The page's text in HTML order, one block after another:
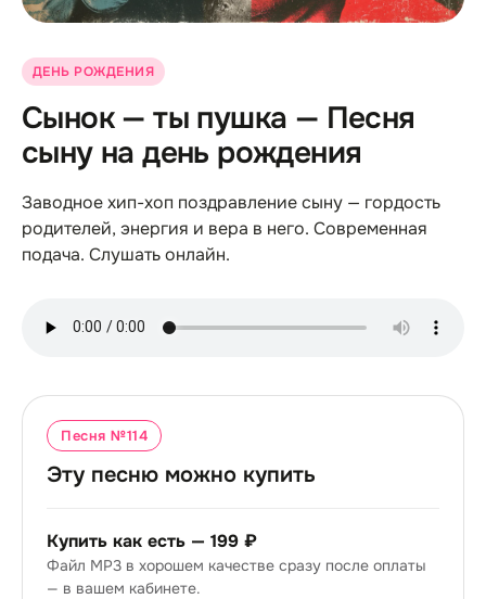
ДЕНЬ РОЖДЕНИЯ
Сынок — ты пушка — Песня
сыну на день рождения
Заводное хип-хоп поздравление сыну — гордость
родителей, энергия и вера в него. Современная
подача. Слушать онлайн.
Песня №114
Эту песню можно купить
Купить как есть — 199 ₽
Файл MP3 в хорошем качестве сразу после оплаты
— в вашем кабинете.